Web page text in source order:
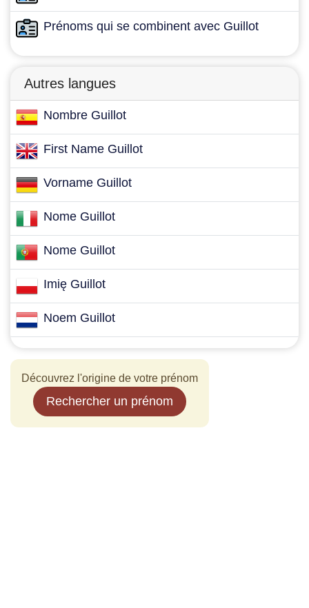
Prénoms qui se combinent avec Guillot
Autres langues
Nombre Guillot
First Name Guillot
Vorname Guillot
Nome Guillot
Nome Guillot
Imię Guillot
Noem Guillot
Découvrez l'origine de votre prénom
Rechercher un prénom